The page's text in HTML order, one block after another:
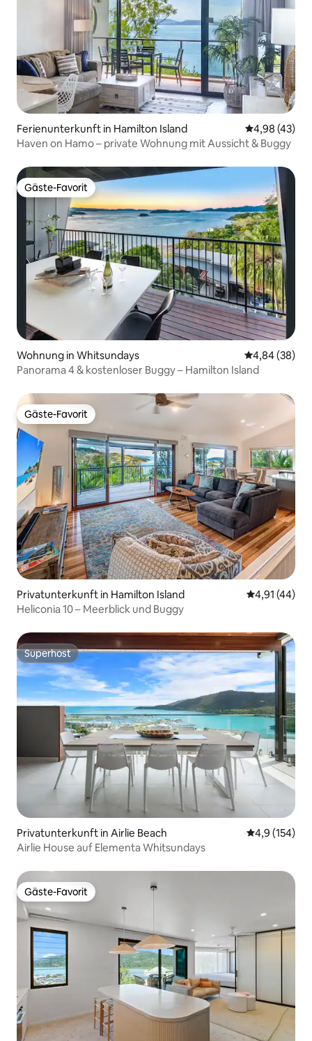
Ferienunterkunft in Hamilton Island
4,98 (43)
Haven on Hamo – private Wohnung mit Aussicht & Buggy
Gäste-Favorit
Gäste-Favorit
Wohnung in Whitsundays
4,84 (38)
Panorama 4 & kostenloser Buggy – Hamilton Island
Gäste-Favorit
Gäste-Favorit
Privatunterkunft in Hamilton Island
4,91 (44)
Heliconia 10 – Meerblick und Buggy
Superhost
Superhost
Privatunterkunft in Airlie Beach
4,9 (154)
Airlie House auf Elementa Whitsundays
Gäste-Favorit
Gäste-Favorit